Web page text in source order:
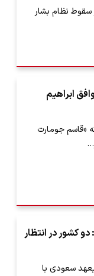
نظام بشار
ابراهیم
«قاسم جومارت
کشور در انتظار
سعودی با